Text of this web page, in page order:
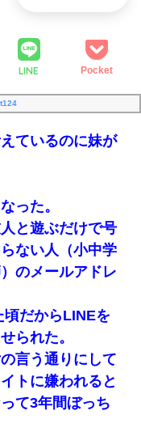
LINE Pocket
ているのに妹が
った。
と遊ぶだけで号
ない人（小中学
のメールアドレ
だからLINEを
られた。
言う通りにして
トに嫌われると
て3年間ぼっち